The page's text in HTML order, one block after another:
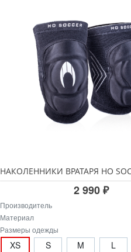
2 990 ₽
Производитель
Материал
Размеры одежды
XS S M L